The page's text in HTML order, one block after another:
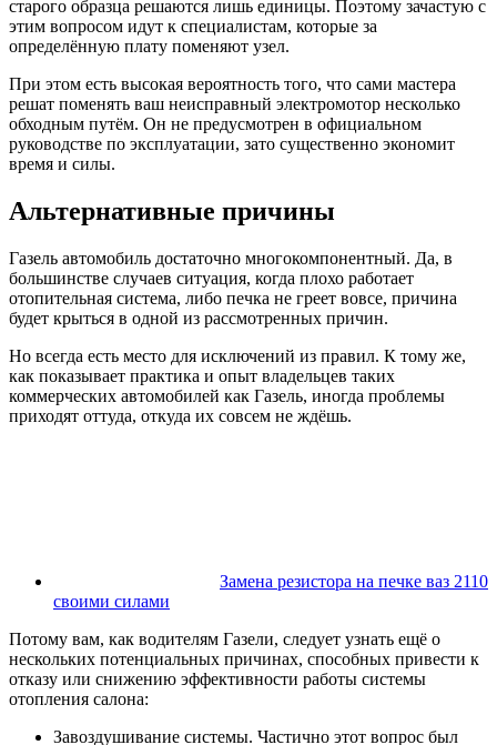
старого образца решаются лишь единицы. Поэтому зачастую с
этим вопросом идут к специалистам, которые за
определённую плату поменяют узел.
При этом есть высокая вероятность того, что сами мастера
решат поменять ваш неисправный электромотор несколько
обходным путём. Он не предусмотрен в официальном
руководстве по эксплуатации, зато существенно экономит
время и силы.
Альтернативные причины
Газель автомобиль достаточно многокомпонентный. Да, в
большинстве случаев ситуация, когда плохо работает
отопительная система, либо печка не греет вовсе, причина
будет крыться в одной из рассмотренных причин.
Но всегда есть место для исключений из правил. К тому же,
как показывает практика и опыт владельцев таких
коммерческих автомобилей как Газель, иногда проблемы
приходят оттуда, откуда их совсем не ждёшь.
Замена резистора на печке ваз 2110
своими силами
Потому вам, как водителям Газели, следует узнать ещё о
нескольких потенциальных причинах, способных привести к
отказу или снижению эффективности работы системы
отопления салона:
Завоздушивание системы. Частично этот вопрос был